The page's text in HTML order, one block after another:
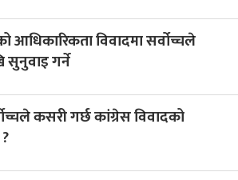
आधिकारिकता विवादमा सर्वोच्चले
गर्ने
कसरी गर्छ कांग्रेस विवादको